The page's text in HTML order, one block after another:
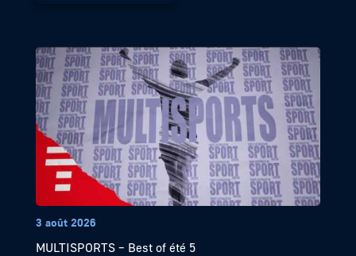
3 août 2026
MULTISPORTS – Best of été 5